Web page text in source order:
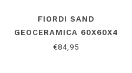
FIORDI SAND
GEOCERAMICA 60X60X4
CM
€84,95